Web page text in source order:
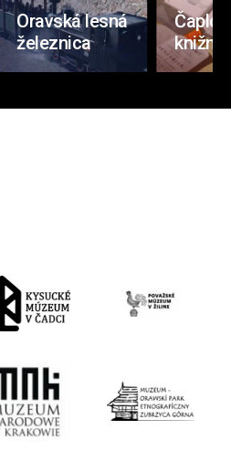
Oravská lesná
železnica